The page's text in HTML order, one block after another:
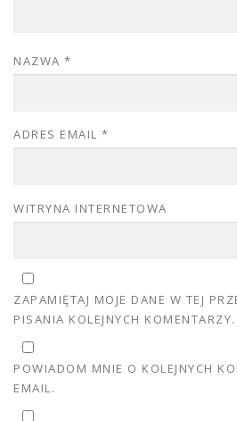
NAZWA *
ADRES EMAIL *
WITRYNA INTERNETOWA
ZAPAMIĘTAJ MOJE DANE W TEJ
PISANIA KOLEJNYCH KOMENTARZY.
POWIADOM MNIE O KOLEJNYCH
EMAIL.